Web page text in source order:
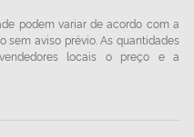
podem variar de acordo com a
sem aviso prévio. As quantidades
locais o preço e a